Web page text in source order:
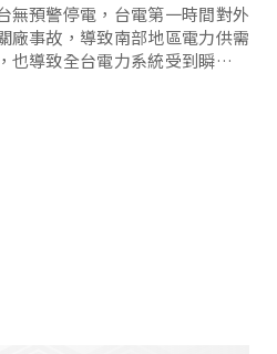
無預警停電，台電第一時間對外
廠事故，導致南部地區電力供需
導致全台電力系統受到瞬間影
，但不只西部地區，...。